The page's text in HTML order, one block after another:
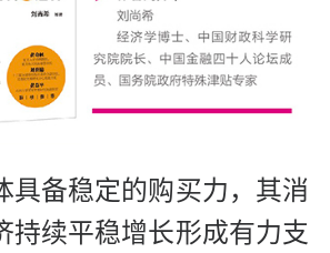
具备稳定的购买力，其消
持续平稳增长形成有力支